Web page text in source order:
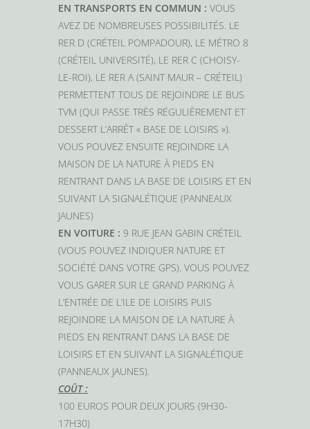
EN TRANSPORTS EN COMMUN : VOUS
AVEZ DE NOMBREUSES POSSIBILITÉS. LE
RER D (CRÉTEIL POMPADOUR), LE MÉTRO 8
(CRÉTEIL UNIVERSITÉ), LE RER C (CHOISY-
LE-ROI), LE RER A (SAINT MAUR – CRÉTEIL)
PERMETTENT TOUS DE REJOINDRE LE BUS
TVM (QUI PASSE TRÈS RÉGULIÈREMENT ET
DESSERT L’ARRÊT « BASE DE LOISIRS »).
VOUS POUVEZ ENSUITE REJOINDRE LA
MAISON DE LA NATURE À PIEDS EN
RENTRANT DANS LA BASE DE LOISIRS ET EN
SUIVANT LA SIGNALÉTIQUE (PANNEAUX
JAUNES)
EN VOITURE : 9 RUE JEAN GABIN CRÉTEIL
(VOUS POUVEZ INDIQUER NATURE ET
SOCIÉTÉ DANS VOTRE GPS). VOUS POUVEZ
VOUS GARER SUR LE GRAND PARKING À
L’ENTRÉE DE L’ILE DE LOISIRS PUIS
REJOINDRE LA MAISON DE LA NATURE À
PIEDS EN RENTRANT DANS LA BASE DE
LOISIRS ET EN SUIVANT LA SIGNALÉTIQUE
(PANNEAUX JAUNES).
COÛT :
100 EUROS POUR DEUX JOURS (9H30-
17H30)